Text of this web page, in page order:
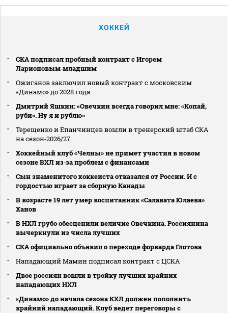
ХОККЕЙ
СКА подписал пробный контракт с Игорем
Ларионовым‑младшим
Ожиганов заключил новый контракт с московским
«Динамо» до 2028 года
Дмитрий Яшкин: «Овечкин всегда говорил мне: «Копай,
руби». Ну я и рублю»
Терещенко и Епанчинцев вошли в тренерский штаб СКА
на сезон‑2026/27
Хоккейный клуб «Челны» не примет участия в новом
сезоне ВХЛ из‑за проблем с финансами
Сын знаменитого хоккеиста отказался от России. И с
гордостью играет за сборную Канады
В возрасте 19 лет умер воспитанник «Салавата Юлаева»
Ханов
В НХЛ грубо обесценили величие Овечкина. Россиянина
вычеркнули из числа лучших
СКА официально объявил о переходе форварда Глотова
Нападающий Мамин подписал контракт с ЦСКА
Двое россиян вошли в тройку лучших крайних
нападающих НХЛ
«Динамо» до начала сезона КХЛ должен пополнить
крайний нападающий. Клуб ведет переговоры с